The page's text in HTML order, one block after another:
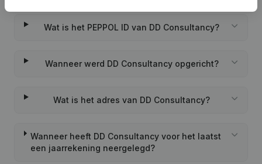
Wat is het PEPPOL ID van DD Consultancy?
Wanneer werd DD Consultancy opgericht?
Wat is het adres van DD Consultancy?
Wanneer heeft DD Consultancy voor het laatst
een jaarrekening neergelegd?